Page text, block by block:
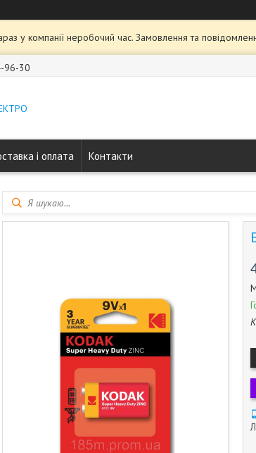
у компанії неробочий час. Замовлення та
96-30
і оплата Контакти